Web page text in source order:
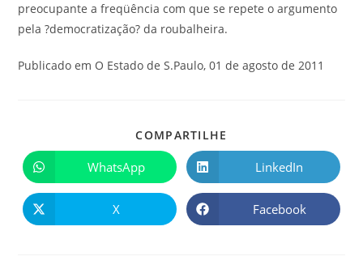
preocupante a freqüência com que se repete o argumento
pela ?democratização? da roubalheira.
Publicado em O Estado de S.Paulo, 01 de agosto de 2011
COMPARTILHE
WhatsApp LinkedIn
X Facebook